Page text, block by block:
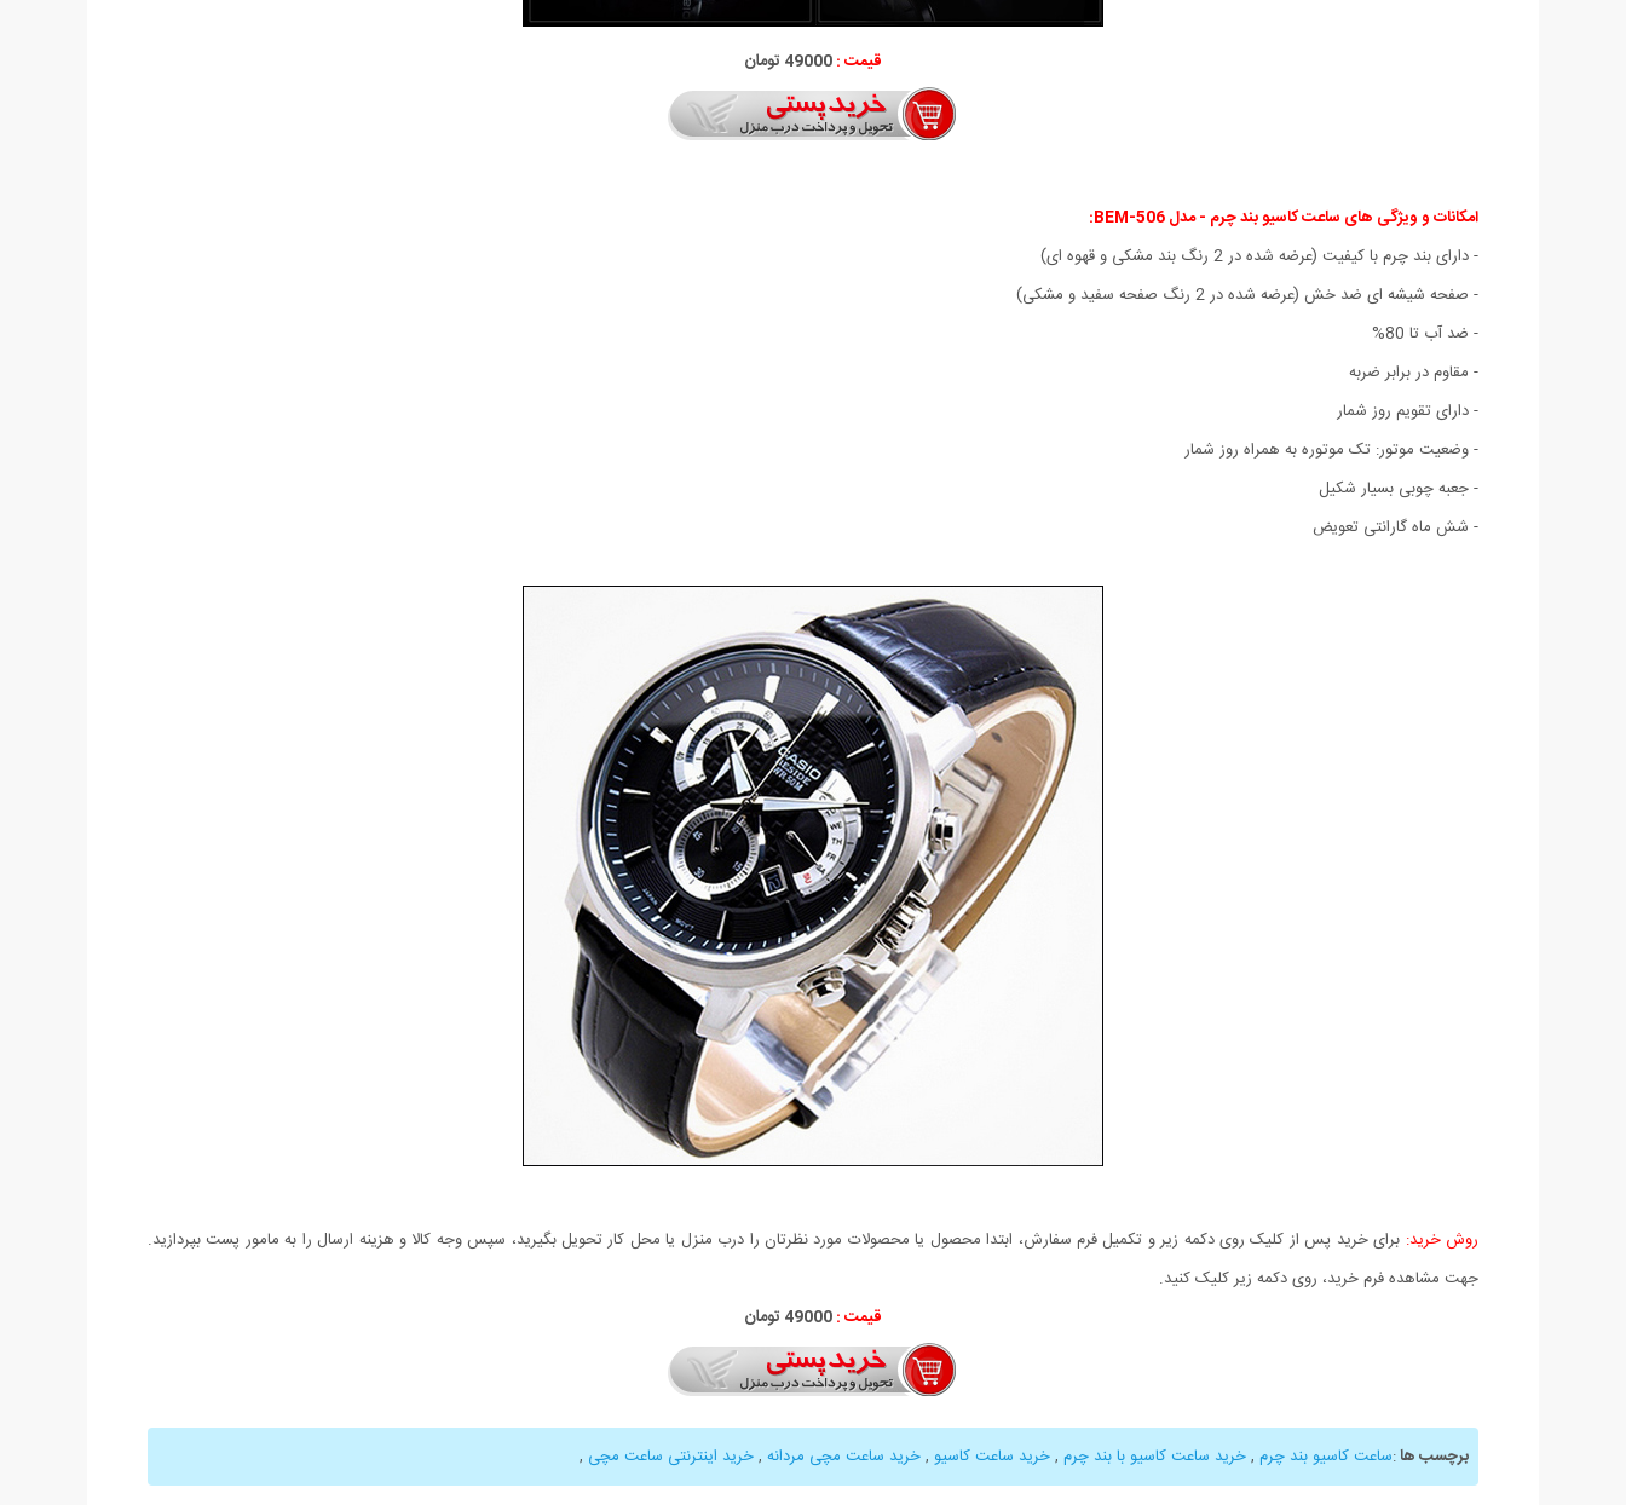
قیمت :49000 تومان
امکانات و ویژگی های ساعت کاسیو بند چرم - مدل BEM-506:
- دارای بند چرم با کیفیت (عرضه شده در 2 رنگ بند مشکی و قهوه ای)
- صفحه شیشه ای ضد خش (عرضه شده در 2 رنگ صفحه سفید و مشکی)
- ضد آب تا 80%
- مقاوم در برابر ضربه
- دارای تقویم روز شمار
- وضعیت موتور: تک موتوره به همراه روز شمار
- جعبه چوبی بسیار شکیل
- شش ماه گارانتی تعویض
روش خرید: برای خرید پس از کلیک روی دکمه زیر و تکمیل فرم سفارش، ابتدا محصول یا محصولات مورد نظرتان را درب منزل یا محل کار تحویل بگیرید، سپس وجه کالا و هزینه ارسال را به مامور پست بپردازید.
جهت مشاهده فرم خرید، روی دکمه زیر کلیک کنید.
قیمت :49000 تومان
برچسب ها:ساعت کاسیو بند چرم ,خرید ساعت کاسیو با بند چرم ,خرید ساعت کاسیو ,خرید ساعت مچی مردانه ,خرید اینترنتی ساعت مچی ,